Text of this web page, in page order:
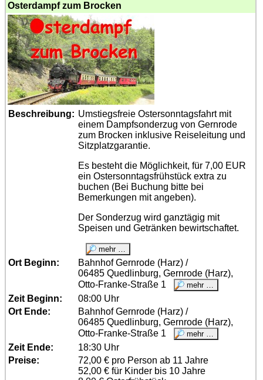
Osterdampf zum Brocken
Beschreibung: Umstiegsfreie Ostersonntagsfahrt mit
einem Dampfsonderzug von Gernrode
zum Brocken inklusive Reiseleitung und
Sitzplatz­garantie.
Es besteht die Möglichkeit, für 7,00 EUR
ein Ostersonntagsfrühstück extra zu
buchen (Bei Buchung bitte bei
Bemerkungen mit angeben).
Der Sonderzug wird ganztägig mit
Speisen und Getränken bewirtschaftet.
Ort Beginn:
Bahnhof Gernrode (Harz) /
06485 Quedlinburg, Gernrode (Harz),
Otto-Franke-Straße 1
Zeit Beginn:
08:00 Uhr
Ort Ende:
Bahnhof Gernrode (Harz) /
06485 Quedlinburg, Gernrode (Harz),
Otto-Franke-Straße 1
Zeit Ende:
18:30 Uhr
Preise:
72,00 € pro Person ab 11 Jahre
52,00 € für Kinder bis 10 Jahre